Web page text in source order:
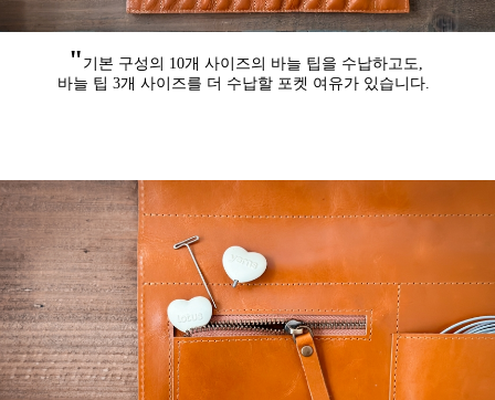
" 기본 구성의 10개 사이즈의 바늘 팁을 수납하고도,
바늘 팁 3개 사이즈를 더 수납할 포켓 여유가 있습니다.